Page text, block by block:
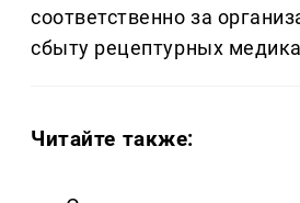
соответственно за
сбыту рецептурных
Читайте также: